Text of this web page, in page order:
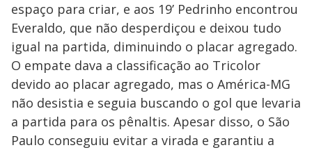
espaço para criar, e aos 19’ Pedrinho encontrou
Everaldo, que não desperdiçou e deixou tudo
igual na partida, diminuindo o placar agregado.
O empate dava a classificação ao Tricolor
devido ao placar agregado, mas o América-MG
não desistia e seguia buscando o gol que levaria
a partida para os pênaltis. Apesar disso, o São
Paulo conseguiu evitar a virada e garantiu a